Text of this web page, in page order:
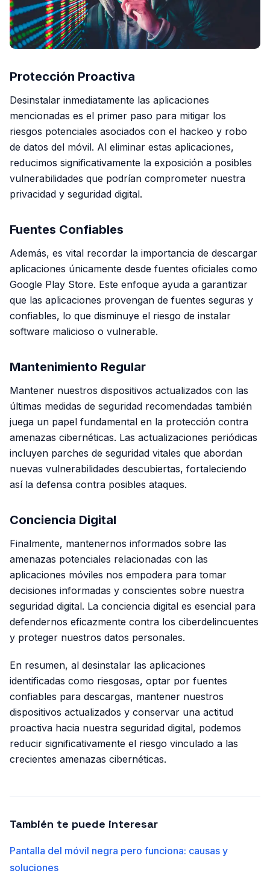
Protección Proactiva
Desinstalar inmediatamente las aplicaciones
mencionadas es el primer paso para mitigar los
riesgos potenciales asociados con el hackeo y robo
de datos del móvil. Al eliminar estas aplicaciones,
reducimos significativamente la exposición a posibles
vulnerabilidades que podrían comprometer nuestra
privacidad y seguridad digital.
Fuentes Confiables
Además, es vital recordar la importancia de descargar
aplicaciones únicamente desde fuentes oficiales como
Google Play Store. Este enfoque ayuda a garantizar
que las aplicaciones provengan de fuentes seguras y
confiables, lo que disminuye el riesgo de instalar
software malicioso o vulnerable.
Mantenimiento Regular
Mantener nuestros dispositivos actualizados con las
últimas medidas de seguridad recomendadas también
juega un papel fundamental en la protección contra
amenazas cibernéticas. Las actualizaciones periódicas
incluyen parches de seguridad vitales que abordan
nuevas vulnerabilidades descubiertas, fortaleciendo
así la defensa contra posibles ataques.
Conciencia Digital
Finalmente, mantenernos informados sobre las
amenazas potenciales relacionadas con las
aplicaciones móviles nos empodera para tomar
decisiones informadas y conscientes sobre nuestra
seguridad digital. La conciencia digital es esencial para
defendernos eficazmente contra los ciberdelincuentes
y proteger nuestros datos personales.
En resumen, al desinstalar las aplicaciones
identificadas como riesgosas, optar por fuentes
confiables para descargas, mantener nuestros
dispositivos actualizados y conservar una actitud
proactiva hacia nuestra seguridad digital, podemos
reducir significativamente el riesgo vinculado a las
crecientes amenazas cibernéticas.
También te puede interesar
Pantalla del móvil negra pero funciona: causas y
soluciones